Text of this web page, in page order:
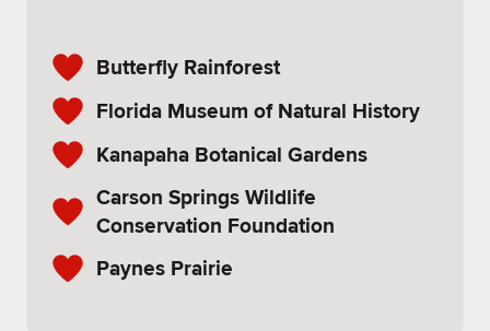
Butterfly Rainforest
Florida Museum of Natural History
Kanapaha Botanical Gardens
Carson Springs Wildlife
Conservation Foundation
Paynes Prairie